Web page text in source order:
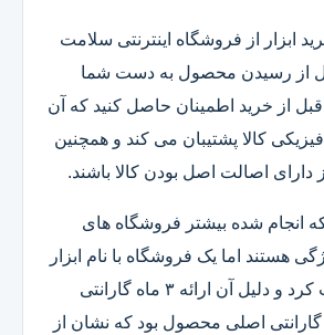
ابزار از فروشگاه اینترنتی سلامت
از رسیدن محصول به دست شما
از خرید اطمینان حاصل کنید که آن
کالا پشتیبان می کند و همچنین
دارای اصالت اصل بودن کالا باشند.
انجام شده بیشتر فروشگاه های
هستند اما یک فروشگاه با نام ابزار
فروشی توجه را جلب کرد و دلیل آن ارائه ۳ ماه گارانتی
اصلی محصول بود که نشان از